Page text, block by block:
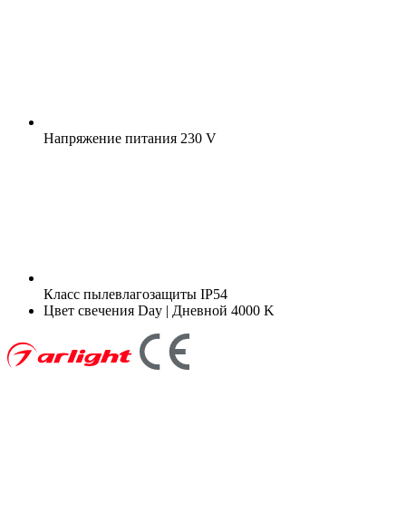
Напряжение питания 230 V
Класс пылевлагозащиты IP54
Цвет свечения Day | Дневной 4000 K